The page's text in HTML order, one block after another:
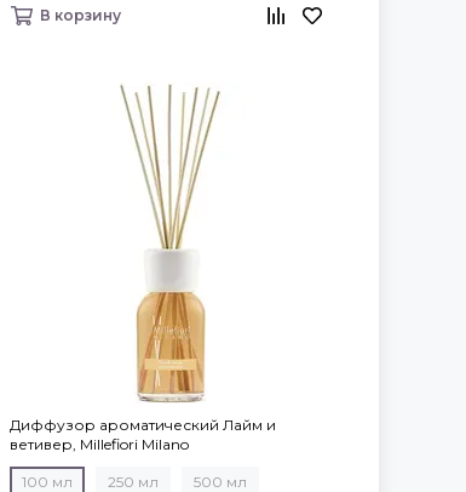
В корзину
Диффузор ароматический Лайм и
ветивер, Millefiori Milano
100 мл 250 мл 500 мл